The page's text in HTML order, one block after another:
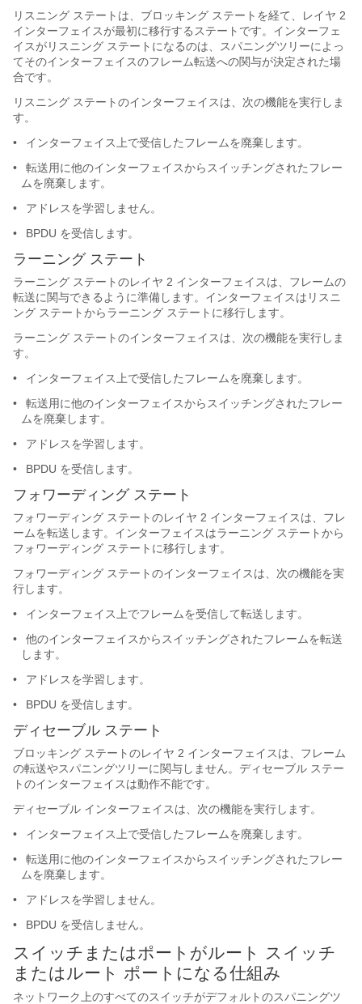
リスニング ステートは、ブロッキング ステートを経て、レイヤ 2
インターフェイスが最初に移行するステートです。インターフェ
イスがリスニング ステートになるのは、スパニングツリーによっ
てそのインターフェイスのフレーム転送への関与が決定された場
合です。
リスニング ステートのインターフェイスは、次の機能を実行しま
す。
•
インターフェイス上で受信したフレームを廃棄します。
•
転送用に他のインターフェイスからスイッチングされたフレー
ムを廃棄します。
•
アドレスを学習しません。
•
BPDU を受信します。
ラーニング ステート
ラーニング ステートのレイヤ 2 インターフェイスは、フレームの
転送に関与できるように準備します。インターフェイスはリスニ
ング ステートからラーニング ステートに移行します。
ラーニング ステートのインターフェイスは、次の機能を実行しま
す。
•
インターフェイス上で受信したフレームを廃棄します。
•
転送用に他のインターフェイスからスイッチングされたフレー
ムを廃棄します。
•
アドレスを学習します。
•
BPDU を受信します。
フォワーディング ステート
フォワーディング ステートのレイヤ 2 インターフェイスは、フレ
ームを転送します。インターフェイスはラーニング ステートから
フォワーディング ステートに移行します。
フォワーディング ステートのインターフェイスは、次の機能を実
行します。
•
インターフェイス上でフレームを受信して転送します。
•
他のインターフェイスからスイッチングされたフレームを転送
します。
•
アドレスを学習します。
•
BPDU を受信します。
ディセーブル ステート
ブロッキング ステートのレイヤ 2 インターフェイスは、フレーム
の転送やスパニングツリーに関与しません。ディセーブル ステー
トのインターフェイスは動作不能です。
ディセーブル インターフェイスは、次の機能を実行します。
•
インターフェイス上で受信したフレームを廃棄します。
•
転送用に他のインターフェイスからスイッチングされたフレー
ムを廃棄します。
•
アドレスを学習しません。
•
BPDU を受信しません。
スイッチまたはポートがルート スイッチ
またはルート ポートになる仕組み
ネットワーク上のすべてのスイッチがデフォルトのスパニングツ